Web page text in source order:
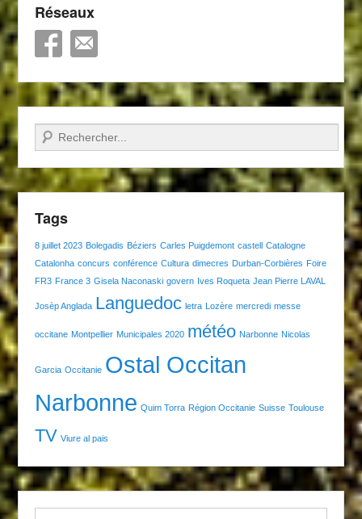
Réseaux
Recherche
Tags
8 juillet 2023 Bolegadis Béziers Carles Puigdemont castell Catalogne
Catalonha concurs conférence Cultura dimecres Durban-Corbières Foire
FR3 France 3 Gisela Naconaski govern Ives Roqueta Jean Pierre LAVAL
Josèp Anglada Languedoc letra Lozère mercredi messe
occitane Montpellier Municipales 2020 météo Narbonne Nicolas
Garcia Occitanie Ostal Occitan
Narbonne Quim Torra Région Occitanie Suisse Toulouse
TV Viure al pais